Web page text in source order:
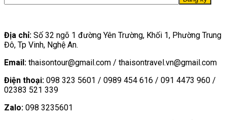
Địa chỉ: Số 32 ngõ 1 đường Yên Trường, Khối 1, Phường Trung
Đô, Tp Vinh, Nghệ An.
Email: thaisontour@gmail.com / thaisontravel.vn@gmail.com
Điện thoại: 098 323 5601 / 0989 454 616 / 091 4473 960 /
02383 521 339
Zalo: 098 3235601